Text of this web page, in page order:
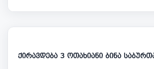
ქირავდება 3 ოთახიანი